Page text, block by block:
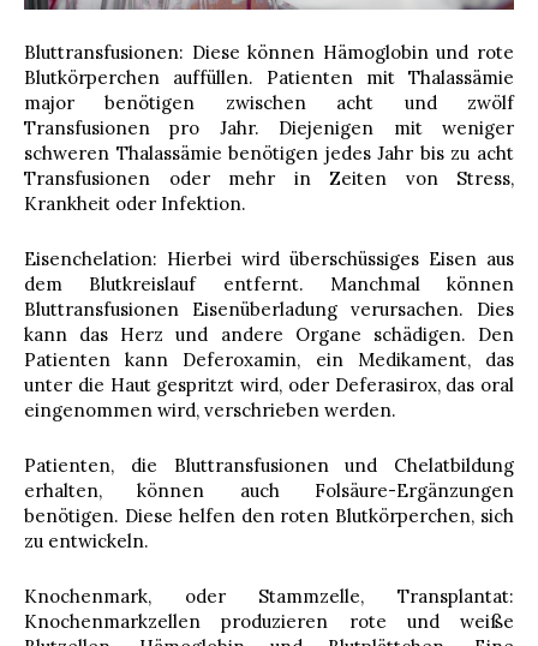
Bluttransfusionen: Diese können Hämoglobin und rote
Blutkörperchen auffüllen. Patienten mit Thalassämie
major benötigen zwischen acht und zwölf
Transfusionen pro Jahr. Diejenigen mit weniger
schweren Thalassämie benötigen jedes Jahr bis zu acht
Transfusionen oder mehr in Zeiten von Stress,
Krankheit oder Infektion.
Eisenchelation: Hierbei wird überschüssiges Eisen aus
dem Blutkreislauf entfernt. Manchmal können
Bluttransfusionen Eisenüberladung verursachen. Dies
kann das Herz und andere Organe schädigen. Den
Patienten kann Deferoxamin, ein Medikament, das
unter die Haut gespritzt wird, oder Deferasirox, das oral
eingenommen wird, verschrieben werden.
Patienten, die Bluttransfusionen und Chelatbildung
erhalten, können auch Folsäure-Ergänzungen
benötigen. Diese helfen den roten Blutkörperchen, sich
zu entwickeln.
Knochenmark, oder Stammzelle, Transplantat:
Knochenmarkzellen produzieren rote und weiße